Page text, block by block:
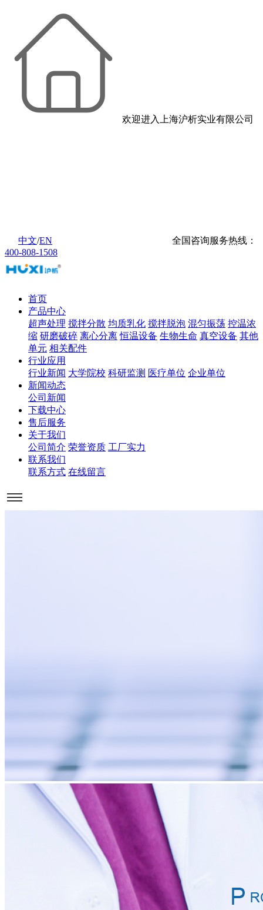
欢迎进入上海沪析实业有限公司
中文/EN
全国咨询服务热线：
400-808-1508
首页
产品中心
超声处理 搅拌分散 均质乳化 搅拌脱泡 混匀振荡 控温浓
缩 研磨破碎 离心分离 恒温设备 生物生命 真空设备 其他
单元 相关配件
行业应用
行业新闻 大学院校 科研监测 医疗单位 企业单位
新闻动态
公司新闻
下载中心
售后服务
关于我们
公司简介 荣誉资质 工厂实力
联系我们
联系方式 在线留言